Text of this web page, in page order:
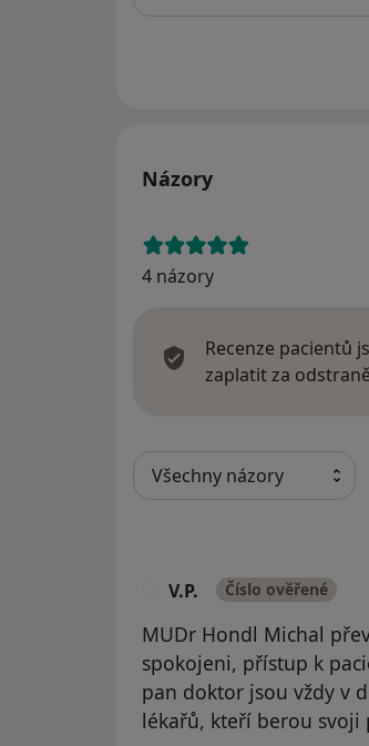
Názory
4 názory
Recenze pacientů
zaplatit za
V.P. Číslo ověřené
MUDr Hondl Michal
spokojeni, přístup k
pan doktor jsou vždy v
lékařů, kteří berou svoji